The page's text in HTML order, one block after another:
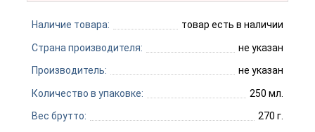
Наличие товара: товар есть в наличии
Страна производителя: не указан
Производитель: не указан
Количество в упаковке: 250 мл.
Вес брутто: 270 г.